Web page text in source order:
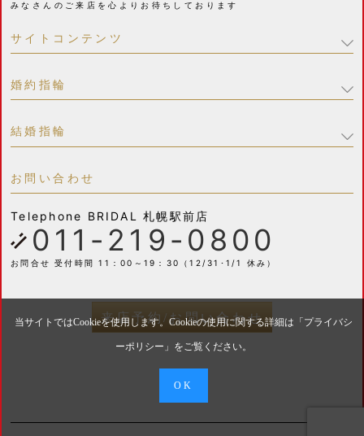
みなさんのご来店を心よりお待ちしております
サイトコンテンツ
婚約指輪
結婚指輪
お問い合わせ
Telephone BRIDAL 札幌駅前店
011-219-0800
お問合せ 受付時間 11：00～19：30（12/31･1/1 休み）
来店予約/お問い合わせ
当サイトではCookieを使用します。Cookieの使用に関する詳細は「 プライバシ
ーポリシー 」をご覧ください。
OK